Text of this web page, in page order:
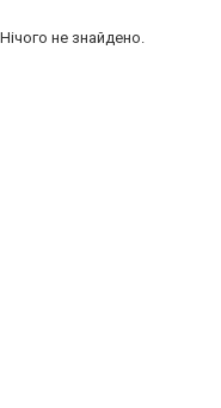
Нічого не знайдено.